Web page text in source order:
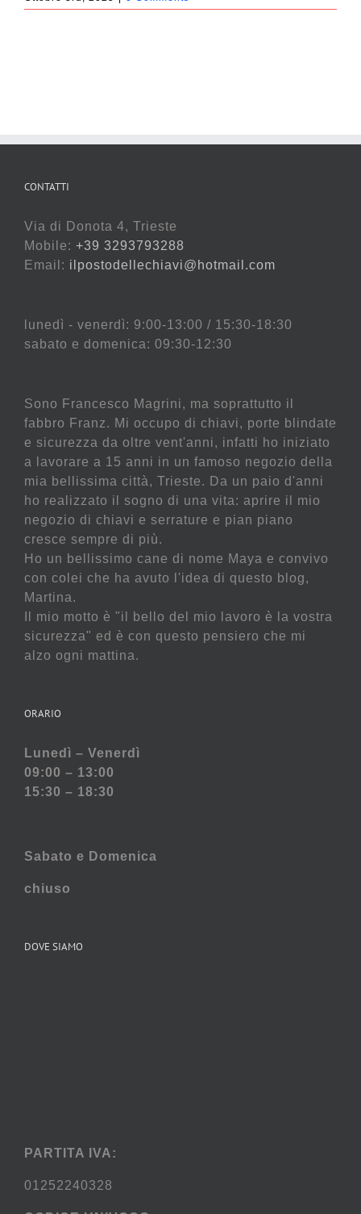
CONTATTI
Via di Donota 4, Trieste
Mobile: +39 3293793288
Email: ilpostodellechiavi@hotmail.com
lunedì - venerdì: 9:00-13:00 / 15:30-18:30
sabato e domenica: 09:30-12:30
Sono Francesco Magrini, ma soprattutto il
fabbro Franz. Mi occupo di chiavi, porte blindate
e sicurezza da oltre vent'anni, infatti ho iniziato
a lavorare a 15 anni in un famoso negozio della
mia bellissima città, Trieste. Da un paio d'anni
ho realizzato il sogno di una vita: aprire il mio
negozio di chiavi e serrature e pian piano
cresce sempre di più.
Ho un bellissimo cane di nome Maya e convivo
con colei che ha avuto l'idea di questo blog,
Martina.
Il mio motto è "il bello del mio lavoro è la vostra
sicurezza" ed è con questo pensiero che mi
alzo ogni mattina.
ORARIO
Lunedì – Venerdì
09:00 – 13:00
15:30 – 18:30
Sabato e Domenica
chiuso
DOVE SIAMO
PARTITA IVA:
01252240328